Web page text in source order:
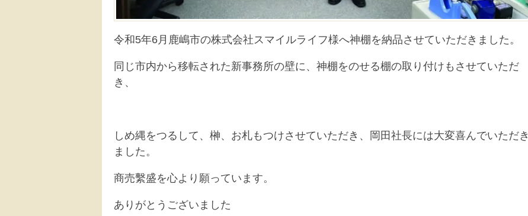
令和5年6月鹿嶋市の株式会社スマイルライフ様へ神棚を納品させていただきました。
同じ市内から移転された新事務所の壁に、神棚をのせる棚の取り付けもさせていただ
き、
しめ縄をつるして、榊、お札もつけさせていただき、岡田社長には大変喜んでいただき
ました。
商売繫盛を心より願っています。
ありがとうございました